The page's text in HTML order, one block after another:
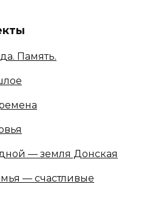
Память.
— земля Донская
— счастливые